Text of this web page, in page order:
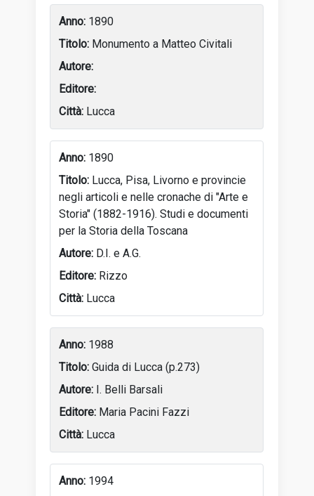
1890
Monumento a Matteo Civitali
Lucca
1890
Lucca, Pisa, Livorno e provincie
negli articoli e nelle cronache di "Arte e
Storia" (1882-1916). Studi e documenti
per la Storia della Toscana
D.I. e A.G.
Rizzo
Lucca
1988
Guida di Lucca (p.273)
I. Belli Barsali
Maria Pacini Fazzi
Lucca
1994